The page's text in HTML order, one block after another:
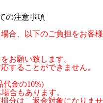
の注意事項
合、以下のご負担をお客様
お願い致します。
することができません。
金の10%)
合もあります。
分は、返金対象になりませ